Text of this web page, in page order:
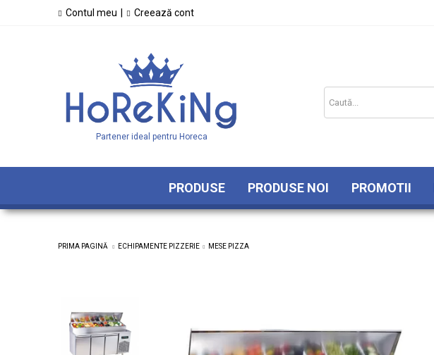
Contul meu Creează cont
Partener ideal pentru Horeca
PRODUSE PRODUSE NOI PROMOTII
PRIMA PAGINĂ ECHIPAMENTE PIZZERIE MESE PIZZA